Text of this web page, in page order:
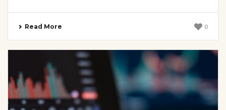
Read More 0